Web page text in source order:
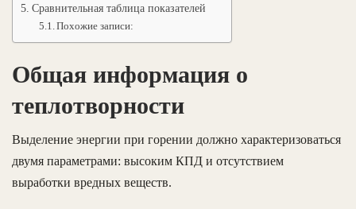
Сравнительная таблица показателей
Похожие записи:
Общая информация о
теплотворности
Выделение энергии при горении должно характеризоваться
двумя параметрами: высоким КПД и отсутствием
выработки вредных веществ.